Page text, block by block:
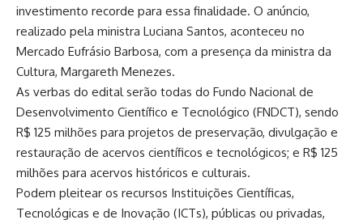
investimento recorde para essa finalidade. O anúncio,
realizado pela ministra Luciana Santos, aconteceu no
Mercado Eufrásio Barbosa, com a presença da ministra da
Cultura, Margareth Menezes.
As verbas do edital serão todas do Fundo Nacional de
Desenvolvimento Científico e Tecnológico (FNDCT), sendo
R$ 125 milhões para projetos de preservação, divulgação e
restauração de acervos científicos e tecnológicos; e R$ 125
milhões para acervos históricos e culturais.
Podem pleitear os recursos Instituições Científicas,
Tecnológicas e de Inovação (ICTs), públicas ou privadas,